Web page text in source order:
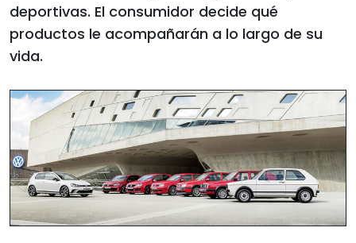
deportivas. El consumidor decide qué
productos le acompañarán a lo largo de su
vida.